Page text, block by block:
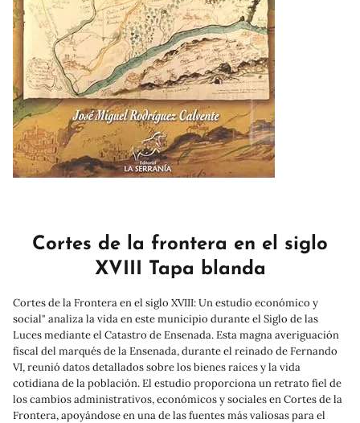
Cortes de la frontera en el siglo
XVIII Tapa blanda
Cortes de la Frontera en el siglo XVIII: Un estudio económico y
social" analiza la vida en este municipio durante el Siglo de las
Luces mediante el Catastro de Ensenada. Esta magna averiguación
fiscal del marqués de la Ensenada, durante el reinado de Fernando
VI, reunió datos detallados sobre los bienes raíces y la vida
cotidiana de la población. El estudio proporciona un retrato fiel de
los cambios administrativos, económicos y sociales en Cortes de la
Frontera, apoyándose en una de las fuentes más valiosas para el